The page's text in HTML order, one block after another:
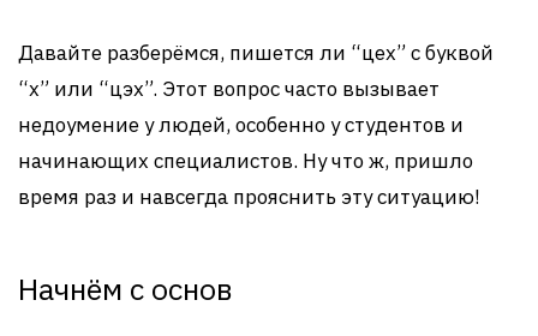
Давайте разберёмся, пишется ли “цех” с буквой
“х” или “цэх”. Этот вопрос часто вызывает
недоумение у людей, особенно у студентов и
начинающих специалистов. Ну что ж, пришло
время раз и навсегда прояснить эту ситуацию!
Начнём с основ